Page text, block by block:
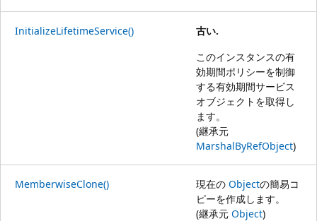
InitializeLifetimeService()
古い.
このインスタンスの有
効期間ポリシーを制御
する有効期間サービス
オブジェクトを取得し
ます。
(継承元
MarshalByRefObject)
MemberwiseClone() 現在の Objectの簡易コ
ピーを作成します。
(継承元 Object)